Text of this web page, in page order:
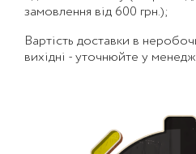
замовлення від 600 грн.);
Вартість доставки в
вихідні - уточнюйте у